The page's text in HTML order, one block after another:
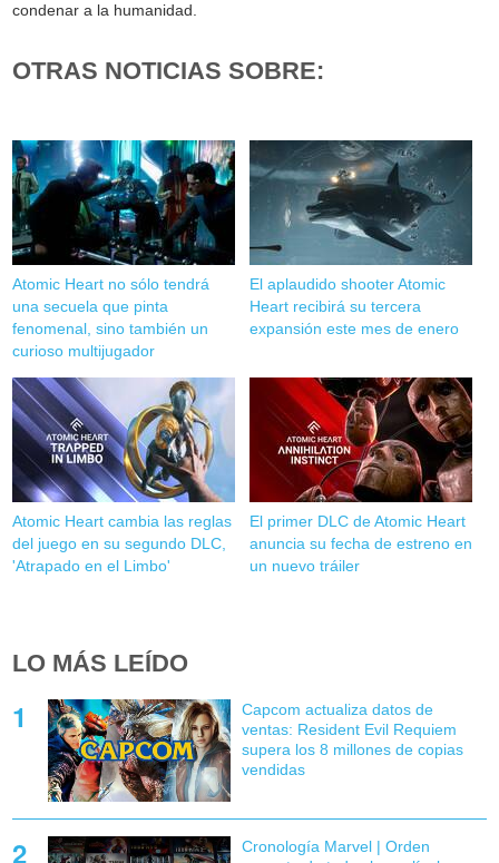
condenar a la humanidad.
OTRAS NOTICIAS SOBRE:
Atomic Heart no sólo tendrá
una secuela que pinta
fenomenal, sino también un
curioso multijugador
El aplaudido shooter Atomic
Heart recibirá su tercera
expansión este mes de enero
Atomic Heart cambia las reglas
del juego en su segundo DLC,
'Atrapado en el Limbo'
El primer DLC de Atomic Heart
anuncia su fecha de estreno en
un nuevo tráiler
LO MÁS LEÍDO
Capcom actualiza datos de
ventas: Resident Evil Requiem
supera los 8 millones de copias
vendidas
Cronología Marvel | Orden